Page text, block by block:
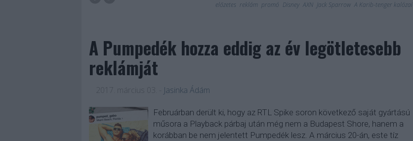
előzetes reklám promó Disney AXN Jack Sparrow A Karib-tenger kalózai
A Pumpedék hozza eddig az év legötletesebb
reklámját
2017. március 03. Jasinka Ádám
Februárban derült ki, hogy az RTL Spike soron következő saját gyártású
műsora a Playback párbaj után még nem a Budapest Shore, hanem a
korábban be nem jelentett Pumpedék lesz. A március 20-án, este tíz